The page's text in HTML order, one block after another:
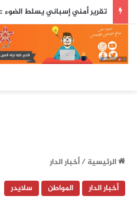
الرئيسية/أخبار الدار
أخبار الدار
المواطن سلايدر